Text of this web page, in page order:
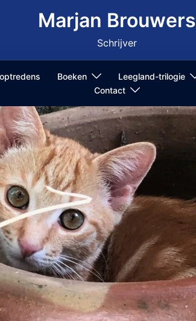
Marjan Brouwers
Schrijver
Boeken Leegland-trilogie
Contact